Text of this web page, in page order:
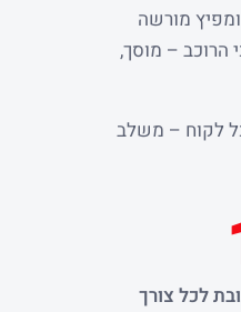
מורשה
צרכי הרוכב – מוסך,
לקוח – משלב
לכל צורך